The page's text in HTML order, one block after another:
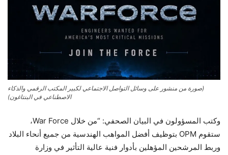
(صورة من منشور على وسائل التواصل الاجتماعي لكبير المكتب الرقمي والذكاء
الاصطناعي في البنتاغون)
وكتب المسؤولون في البيان الصحفي: “من خلال War Force،
ستقوم OPM بتوظيف أفضل المواهب الهندسية من جميع أنحاء البلاد
وربط المرشحين المؤهلين بأدوار فنية عالية التأثير في وزارة